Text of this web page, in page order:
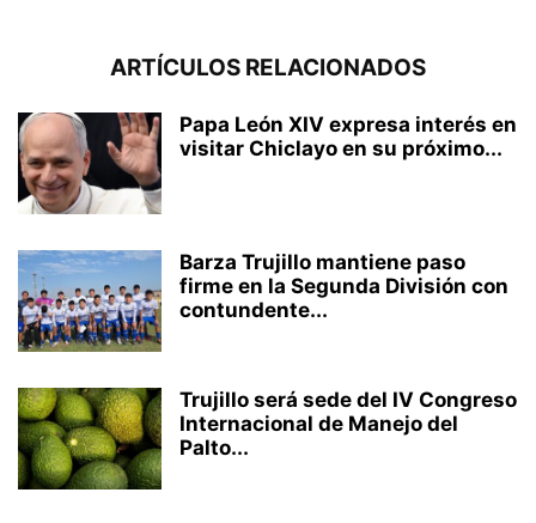
ARTÍCULOS RELACIONADOS
Papa León XIV expresa interés en
visitar Chiclayo en su próximo...
Barza Trujillo mantiene paso
firme en la Segunda División con
contundente...
Trujillo será sede del IV Congreso
Internacional de Manejo del
Palto...